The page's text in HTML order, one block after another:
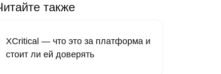
также
XCritical — что это за платформа и
стоит ли ей доверять